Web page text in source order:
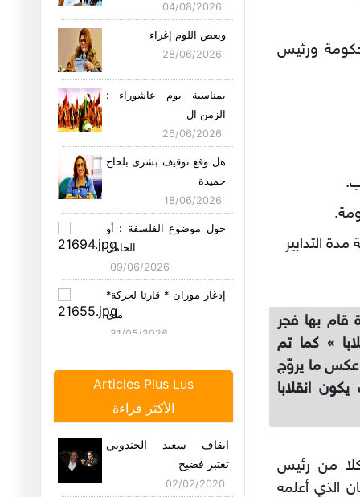
04/08/2026
وبعض اللوم إغراء
28/06/2026
بمناسبة يوم عاشوراء :
الزمن ال
26/06/2026
هل وقع توقيف بشرى بلحاج
حميدة
18/06/2026
حول موضوع الفلسفة : أو
الحامل
09/06/2026
*إدغار موران * قارئا لحركة
ماي
31/05/2026
في
23/05/2026
22/05/2026
مشاهد من زمن الغلبة "
Articles Plus Lus
الأكثر قراءة
ايقاف سعيد الجندوبي
تعتبر فضيح
02/02/2020
مع رئيس الحكومة ورئيس
التدابير
قام بها فجر
» كما تم
من الدستور، على عكس ما يروّج
انقلابا
من رئيس
الذي أعلمه